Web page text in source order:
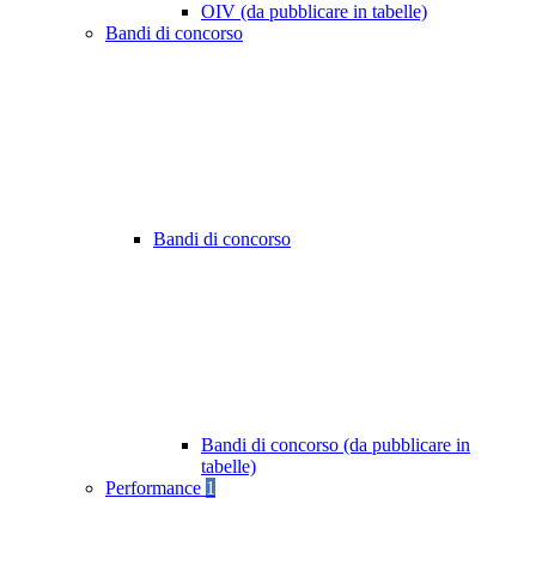
OIV (da pubblicare in tabelle)
Bandi di concorso
Bandi di concorso
Bandi di concorso (da pubblicare in
tabelle)
Performance 1